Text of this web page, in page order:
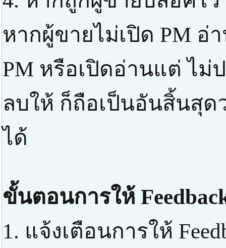
หากผู้ขายไม่เปิด PM อ่
PM หรือเปิดอ่านแต่ ไม่
ลบให้ ก็ถือเป็นอันสิ้นสุด
ได้
ขั้นตอนการให้
1. แจ้งเตือนการให้